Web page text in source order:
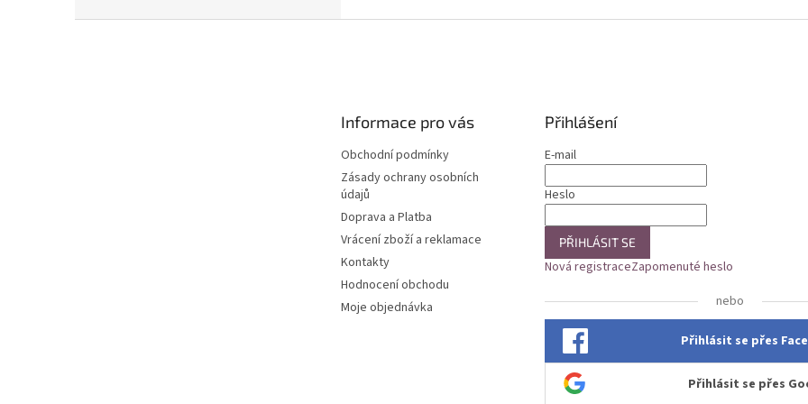
Informace pro vás
Obchodní podmínky
Zásady ochrany osobních
údajů
Doprava a Platba
Vrácení zboží a reklamace
Kontakty
Hodnocení obchodu
Moje objednávka
Přihlášení
E-mail
Heslo
PŘIHLÁSIT SE
Nová registraceZapomenuté heslo
nebo
Přihlásit se přes
Přihlásit se přes